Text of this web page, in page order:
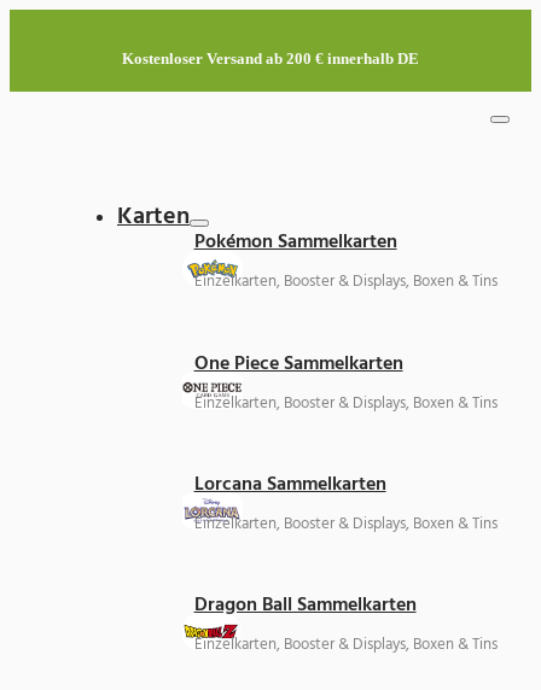
Kostenloser Versand ab 200 € innerhalb DE
Karten
Pokémon Sammelkarten
Einzelkarten, Booster & Displays, Boxen & Tins
One Piece Sammelkarten
Einzelkarten, Booster & Displays, Boxen & Tins
Lorcana Sammelkarten
Einzelkarten, Booster & Displays, Boxen & Tins
Dragon Ball Sammelkarten
Einzelkarten, Booster & Displays, Boxen & Tins